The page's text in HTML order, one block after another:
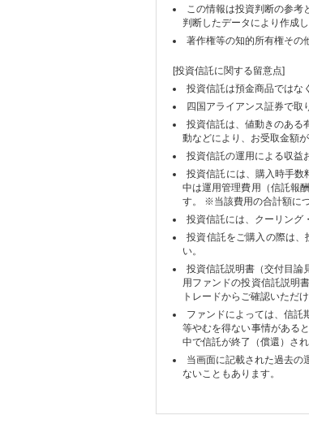
この情報は投資判断の参考
判断したデータにより作成
著作権等の知的所有権その
[投資信託に関する留意点]
投資信託は預金商品ではな
四国アライアンス証券で取
投資信託は、値動きのある
動などにより、お受取金額
投資信託の運用による収益
投資信託には、購入時手数
中は運用管理費用（信託報
す。 ※当該費用の合計額に
投資信託には、クーリング
投資信託をご購入の際は
い。
投資信託説明書（交付目論
用ファンドの投資信託説明
トレードからご確認いただけ
ファンドによっては、信託
等やむを得ない事情がある
中で信託が終了（償還）さ
当画面に記載された過去の
ないこともあります。